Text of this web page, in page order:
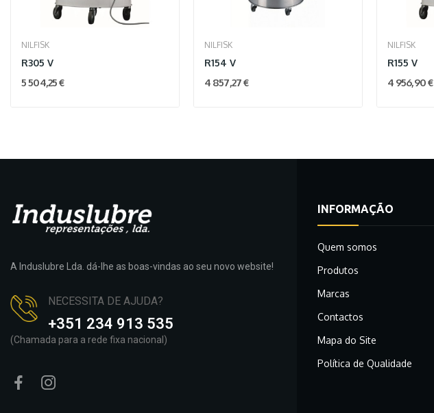
NILFISK
R305 V
5 504,25 €
NILFISK
R154 V
4 857,27 €
NILFISK
R155 V
4 956,90 €
A Induslubre Lda. dá-lhe as boas-vindas ao seu novo website!
NECESSITA DE AJUDA?
+351 234 913 535
(Chamada para a rede fixa nacional)
INFORMAÇÃO
Quem somos
Produtos
Marcas
Contactos
Mapa do Site
Política de Qualidade